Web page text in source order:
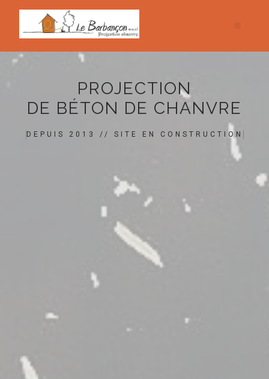
PROJECTION
DE BÉTON DE CHANVRE
DEPUIS 2013 // SITE EN CONSTRUCTION